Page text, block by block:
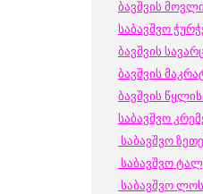
ბავშვის
საბავშვო
ბავშვის
ბავშვის
ბავშვის
საბავშვო
საბავშვო
საბავშვო
საბავშვო